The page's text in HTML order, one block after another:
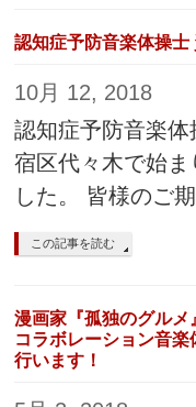
認知症予防音楽体操士
10月 12, 2018
認知症予防音楽
宿区代々木で始ま
した。 皆様のご
この記事を読む
漫画家『孤独のグルメ
コラボレーション音
行います！